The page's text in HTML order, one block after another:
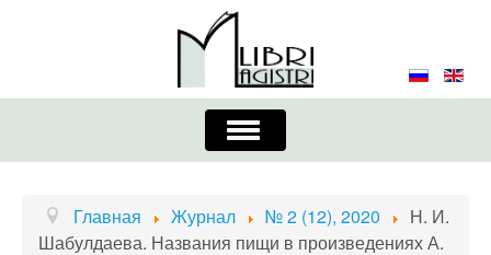
Включить/
выключить
навигацию
Журнал
Требования к оформлению
Главная Журнал № 2 (12), 2020
Н. И.
Шабулдаева. Названия пищи в произведениях А.